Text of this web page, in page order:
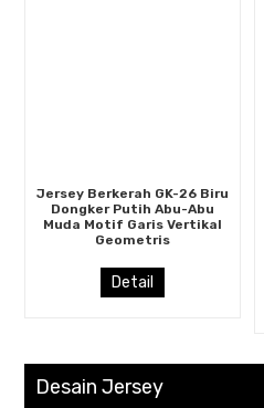
Jersey Berkerah GK-26 Biru
Dongker Putih Abu-Abu
Muda Motif Garis Vertikal
Geometris
Detail
Desain Jersey